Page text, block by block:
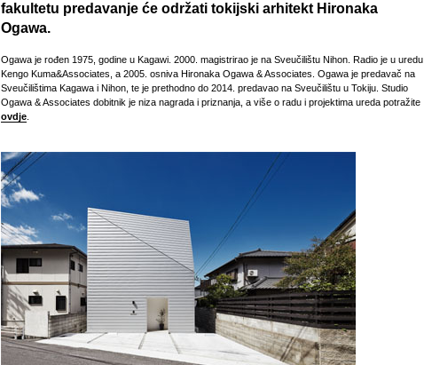
fakultetu predavanje će održati tokijski arhitekt Hironaka
Ogawa.
Ogawa je rođen 1975, godine u Kagawi. 2000. magistrirao je na Sveučilištu Nihon. Radio je u uredu
Kengo Kuma&Associates, a 2005. osniva Hironaka Ogawa & Associates. Ogawa je predavač na
Sveučilištima Kagawa i Nihon, te je prethodno do 2014. predavao na Sveučilištu u Tokiju. Studio
Ogawa & Associates dobitnik je niza nagrada i priznanja, a više o radu i projektima ureda potražite
ovdje